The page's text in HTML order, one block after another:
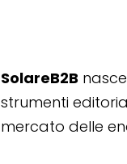
SolareB2B
strumenti
mercato delle